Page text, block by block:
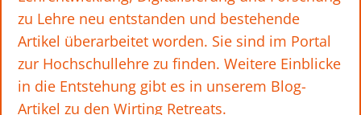
zu Lehre neu entstanden und bestehende
Artikel überarbeitet worden. Sie sind im Portal
zur Hochschullehre zu finden. Weitere Einblicke
in die Entstehung gibt es in unserem Blog-
Artikel zu den Wirting Retreats.